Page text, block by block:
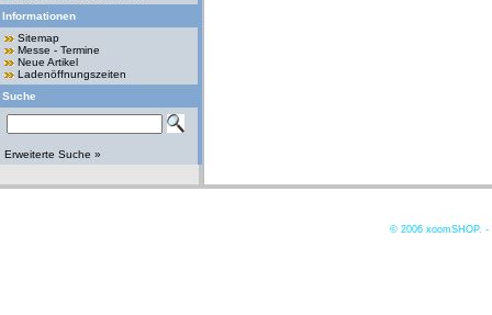
Informationen
Sitemap
Messe - Termine
Neue Artikel
Ladenöffnungszeiten
Suche
Erweiterte Suche »
© 2006 xoomSHOP. -